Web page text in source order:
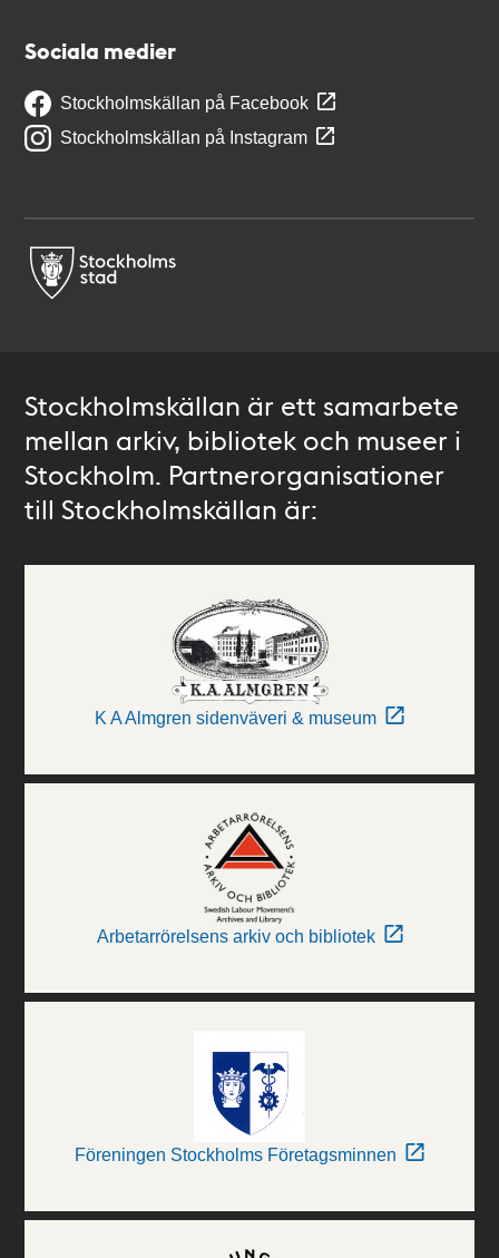
Sociala medier
Stockholmskällan på Facebook
Stockholmskällan på Instagram
Stockholmskällan är ett samarbete
mellan arkiv, bibliotek och museer i
Stockholm. Partnerorganisationer
till Stockholmskällan är:
K A Almgren sidenväveri & museum
Arbetarrörelsens arkiv och bibliotek
Föreningen Stockholms Företagsminnen